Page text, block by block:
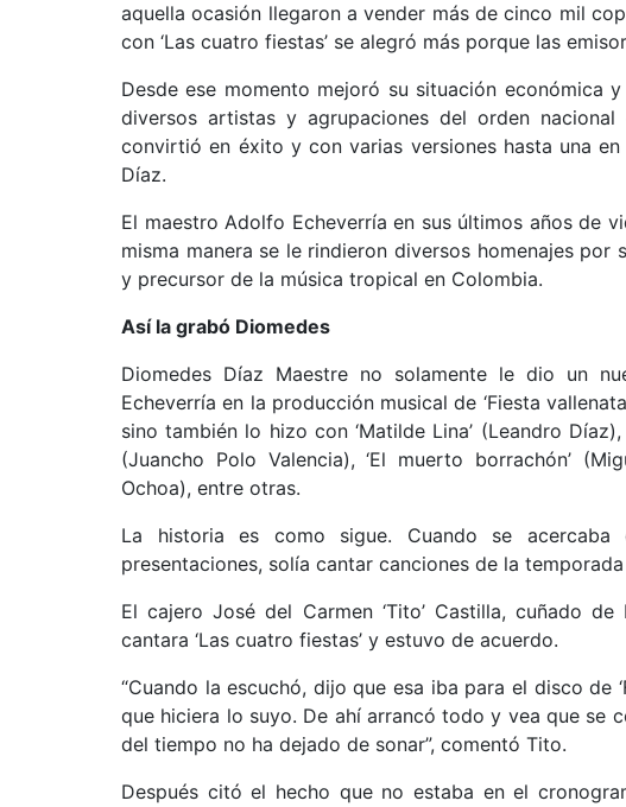
aquella ocasión llegaron a vender más de cinco mil
con ‘Las cuatro fiestas’ se alegró más porque las
Desde ese momento mejoró su situación económica
diversos artistas y agrupaciones del orden
convirtió en éxito y con varias versiones hasta una
Díaz.
El maestro Adolfo Echeverría en sus últimos años de
misma manera se le rindieron diversos homenajes
y precursor de la música tropical en Colombia.
Así la grabó Diomedes
Diomedes Díaz Maestre no solamente le dio un
Echeverría en la producción musical de ‘Fiesta
sino también lo hizo con ‘Matilde Lina’ (Leandro Díaz),
(Juancho Polo Valencia), ‘El muerto borrachón’
Ochoa), entre otras.
La historia es como sigue. Cuando se
presentaciones, solía cantar canciones de la temporada
El cajero José del Carmen ‘Tito’ Castilla, cuñado
cantara ‘Las cuatro fiestas’ y estuvo de acuerdo.
“Cuando la escuchó, dijo que esa iba para el disco de
que hiciera lo suyo. De ahí arrancó todo y vea que se
del tiempo no ha dejado de sonar”, comentó Tito.
Después citó el hecho que no estaba en el